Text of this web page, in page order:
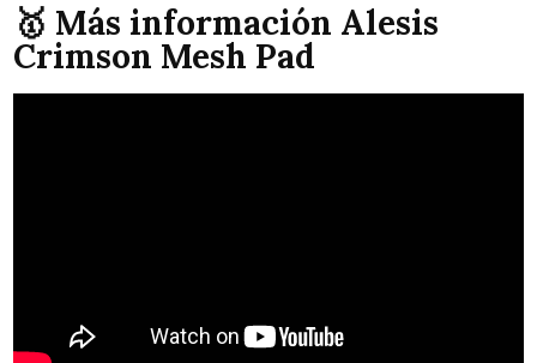
🥇 Más información Alesis
Crimson Mesh Pad